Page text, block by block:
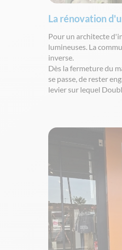
La rénovation
Pour un architecte
lumineuses. La
inverse.
Dès la fermeture du
se passe, de rester
levier sur lequel